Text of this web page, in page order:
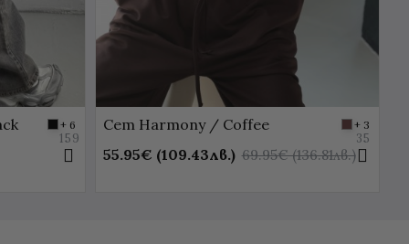
+ 6
159
Сет Harmony / Coffee + 3
55.95€ (109.43лв.) 69.95€ (136.81лв.)
35